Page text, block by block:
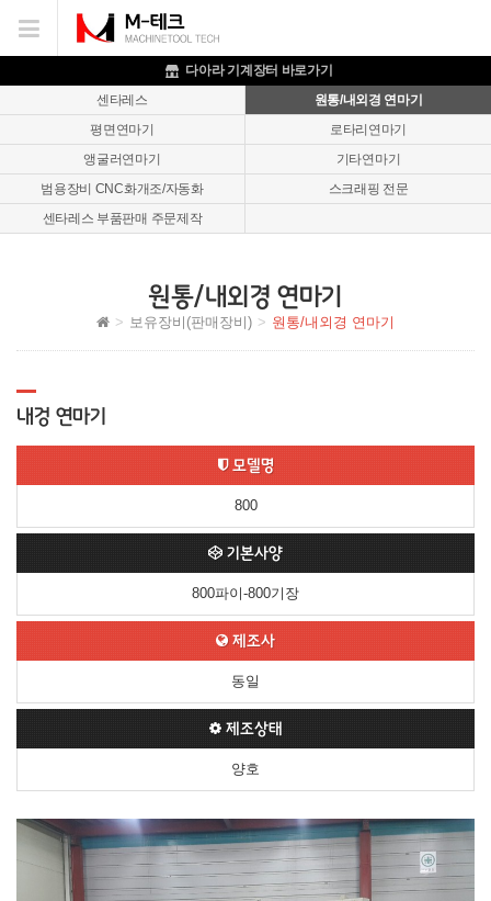
이메일을
입력하시면
등록
시
전송됩니다.
다아라 기계장터 바로가기
센타레스
원통/내외경 연마기
평면연마기
로타리연마기
앵굴러연마기
기타연마기
범용장비 CNC화개조/자동화
스크래핑 전문
센타레스 부품판매 주문제작
원통/내외경 연마기
보유장비(판매장비) 원통/내외경 연마기
내겅 연마기
모델명
800
기본사양
800파이-800기장
제조사
동일
제조상태
양호